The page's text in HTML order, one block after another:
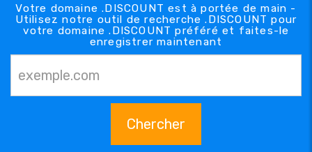
Votre domaine .DISCOUNT est à portée de main -
Utilisez notre outil de recherche .DISCOUNT pour
votre domaine .DISCOUNT préféré et faites-le
enregistrer maintenant
Chercher